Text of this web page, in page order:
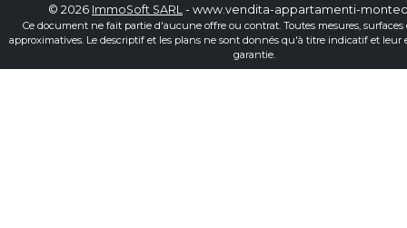
© 2026 ImmoSoft SARL - www.vendita-appartamenti-
Ce document ne fait partie d'aucune offre ou contrat. Toutes mesures, surfaces
approximatives. Le descriptif et les plans ne sont donnés qu'à titre indicatif et leur
garantie.